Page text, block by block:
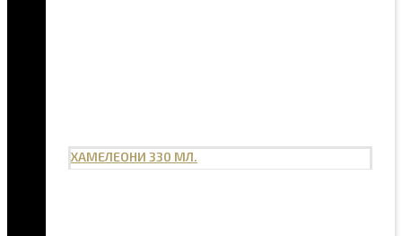
ХАМЕЛЕОНИ 330 МЛ.